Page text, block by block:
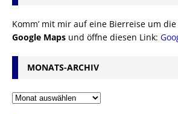
Komm’ mit mir auf eine Bierreise um die
Google Maps und öffne diesen Link:
MONATS-ARCHIV